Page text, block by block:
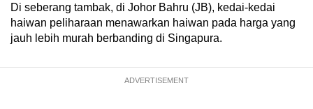
Di seberang tambak, di Johor Bahru (JB), kedai-kedai
haiwan peliharaan menawarkan haiwan pada harga yang
jauh lebih murah berbanding di Singapura.
ADVERTISEMENT
for
the
finest